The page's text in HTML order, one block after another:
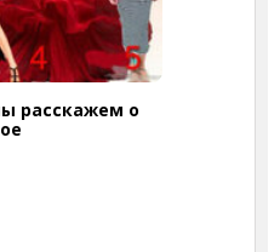
расскажем о